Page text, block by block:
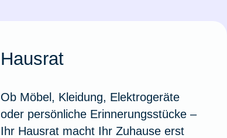
Hausrat
Ob Möbel, Kleidung, Elektrogeräte
oder persönliche Erinnerungsstücke –
Ihr Hausrat macht Ihr Zuhause erst